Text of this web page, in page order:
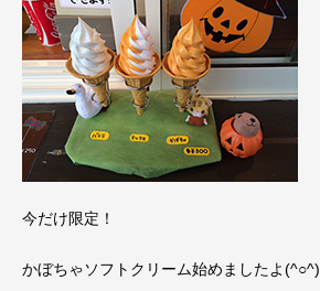
今だけ限定！
かぼちゃソフトクリーム始めましたよ(^○^)